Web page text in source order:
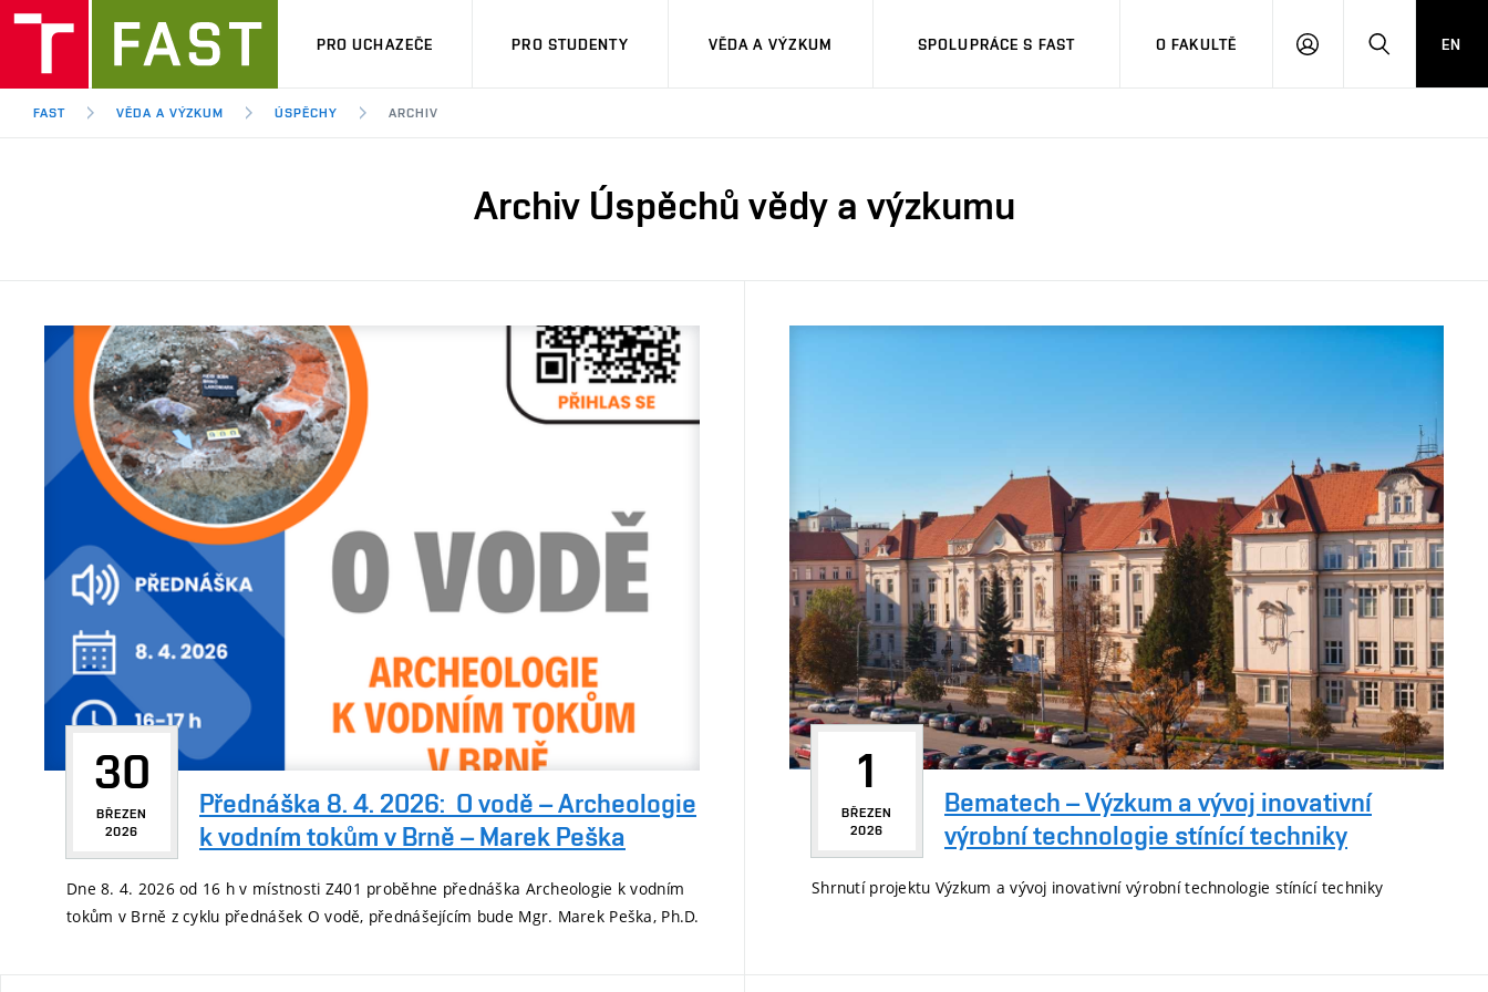
PRO UCHAZEČE PRO STUDENTY VĚDA A VÝZKUM SPOLUPRÁCE S FAST O FAKULTĚ
PŘIHLÁSITHLEDAT
EN
FAST VĚDA A VÝZKUM ÚSPĚCHY ARCHIV
Archiv Úspěchů vědy a výzkumu
30
BŘEZEN
2026
Přednáška 8. 4. 2026: O vodě – Archeologie
k vodním tokům v Brně – Marek Peška
Dne 8. 4. 2026 od 16 h v místnosti Z401 proběhne přednáška Archeologie k vodním
tokům v Brně z cyklu přednášek O vodě, přednášejícím bude Mgr. Marek Peška, Ph.D.
1
BŘEZEN
2026
Bematech – Výzkum a vývoj inovativní
výrobní technologie stínící techniky
Shrnutí projektu Výzkum a vývoj inovativní výrobní technologie stínící techniky